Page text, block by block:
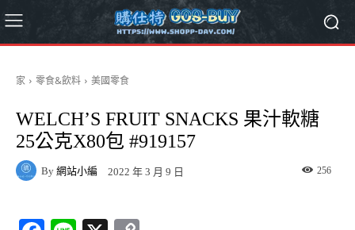
家 零食&飲料 美國零食
WELCH’S FRUIT SNACKS 果汁軟糖
25公克X80包 #919157
By 網站小編 2022 年 3 月 9 日 256